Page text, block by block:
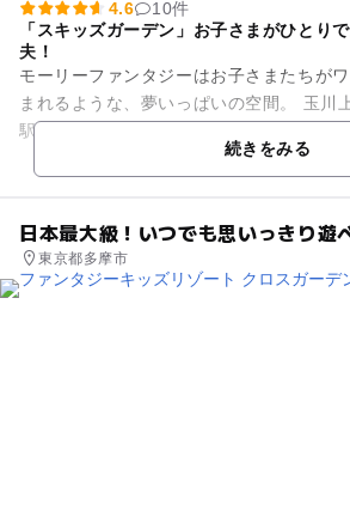
4.6
10件
「スキッズガーデン」お子さまがひとり
夫！
モーリーファンタジーはお子さまたちが
まれるような、夢いっぱいの空間。 玉川
駅などの各駅から多くのバスが出ている
山に出店しています。お...続きをみる
日本最大級！いつでも思いっきり遊
東京都多摩市